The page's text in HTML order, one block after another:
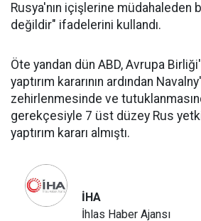
Rusya'nın içişlerine müdahaleden
değildir" ifadelerini kullandı.
Öte yandan dün ABD, Avrupa
yaptırım kararının ardından
zehirlenmesinde ve
gerekçesiyle 7 üst düzey Rus
yaptırım kararı almıştı.
İHA
İhlas Haber Ajansı